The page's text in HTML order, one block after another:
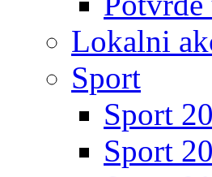
Lokalni
Sport
Sport
Sport